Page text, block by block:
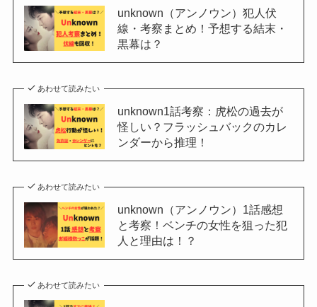
unknown（アンノウン）犯人伏
線・考察まとめ！予想する結末・
黒幕は？
あわせて読みたい
unknown1話考察：虎松の過去が
怪しい？フラッシュバックのカレ
ンダーから推理！
あわせて読みたい
unknown（アンノウン）1話感想
と考察！ベンチの女性を狙った犯
人と理由は！？
あわせて読みたい